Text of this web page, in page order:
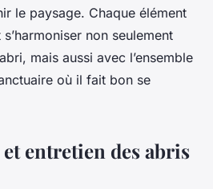
le paysage. Chaque élément
non seulement
mais aussi avec l’ensemble
où il fait bon se
entretien des abris